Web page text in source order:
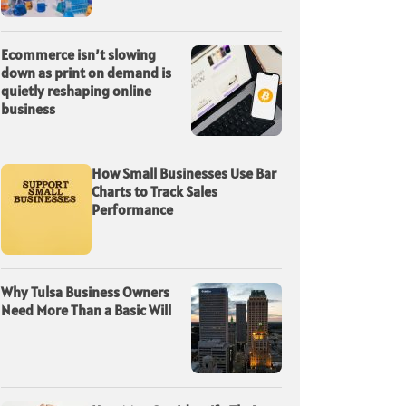
Ecommerce isn’t slowing
down as print on demand is
quietly reshaping online
business
How Small Businesses Use Bar
Charts to Track Sales
Performance
Why Tulsa Business Owners
Need More Than a Basic Will